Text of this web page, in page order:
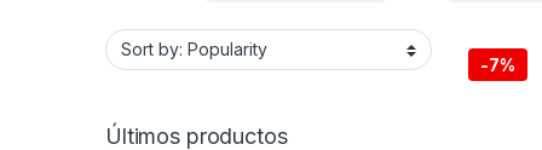
-7%
Últimos productos